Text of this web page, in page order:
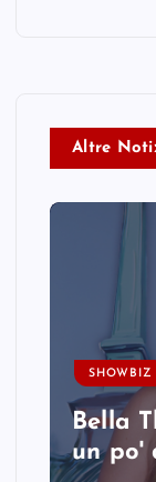
Altre
SHOWBIZ
Bella
un po'